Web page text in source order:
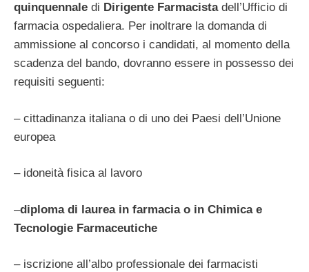
quinquennale di Dirigente Farmacistadell’Ufficio di
farmacia ospedaliera. Per inoltrare la domanda di
ammissione al concorso i candidati, al momento della
scadenza del bando, dovranno essere in possesso dei
requisiti seguenti:
– cittadinanza italiana o di uno dei Paesi dell’Unione
europea
– idoneità fisica al lavoro
–diploma di laurea in farmacia o in Chimica e
Tecnologie Farmaceutiche
– iscrizione all’albo professionale dei farmacisti